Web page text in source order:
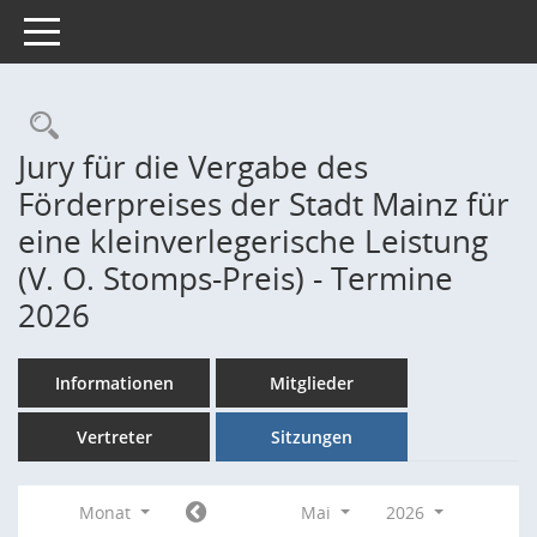
Toggle navigation
Rechercheauswahl
Jury für die Vergabe des
Förderpreises der Stadt Mainz für
eine kleinverlegerische Leistung
(V. O. Stomps-Preis) - Termine
2026
Informationen Mitglieder
Vertreter Sitzungen
Monat Mai
2026